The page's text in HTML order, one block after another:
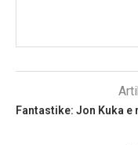
Fantastike: Jon Kuka e